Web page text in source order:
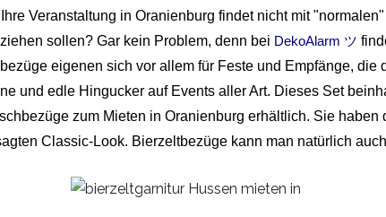
Ihre Veranstaltung in Oranienburg findet nicht mit
sollen? Gar kein Problem, denn bei DekoAlarm ツ
eigenen sich vor allem für Feste und Empfänge,
und edle Hingucker auf Events aller Art. Dieses Set
zum Mieten in Oranienburg erhältlich. Sie
Classic-Look. Bierzeltbezüge kann man natürlich